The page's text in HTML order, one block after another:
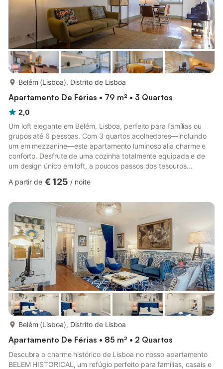
Belém (Lisboa), Distrito de Lisboa
Apartamento De Férias • 79 m² • 3 Quartos
2,0
Um loft elegante em Belém, Lisboa, perfeito para famílias ou
grupos até 6 pessoas. Com 3 quartos acolhedores—incluindo
um em mezzanine—este apartamento luminoso alia charme e
conforto. Desfrute de uma cozinha totalmente equipada e de
um design único em loft, a poucos passos dos tesouros
lisboeta, onde a história encontra o conforto moderno no
mezzanine encantador) e 1 twin - Uma casa de banho moderna
e prática, com detalhes frescos - Design em loft que enche o
espaço de...
A partir de € 125 / noite
Belém (Lisboa), Distrito de Lisboa
Apartamento De Férias • 85 m² • 2 Quartos
Descubra o charme histórico de Lisboa no nosso apartamento
BELEM HISTORICAL, um refúgio perfeito para famílias, casais e